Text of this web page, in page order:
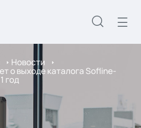
Новости
о выходе каталога Sofline-
год